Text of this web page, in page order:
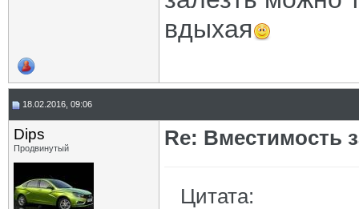
вдыхая
18.02.2016, 09:06
Dips
Продвинутый Re: Вместимость
Цитата: